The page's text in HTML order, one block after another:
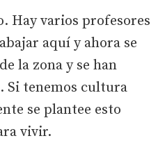
Hay varios profesores
aquí y ahora se
la zona y se han
Si tenemos cultura
se plantee esto
vivir.